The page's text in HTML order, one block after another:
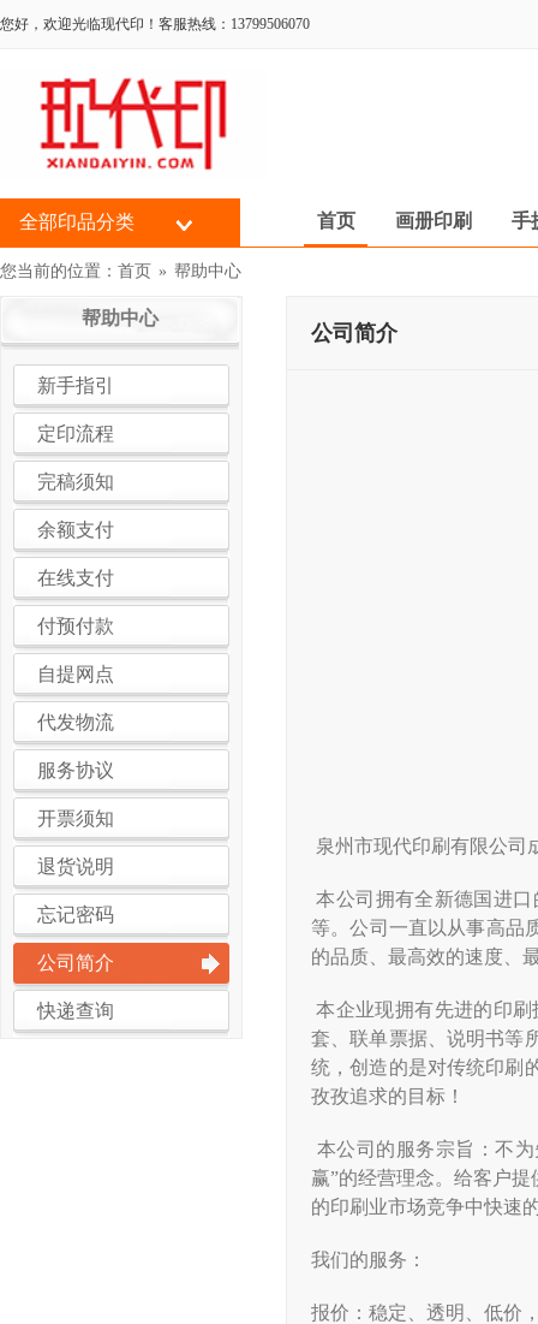
您好，欢迎光临现代印！客服热线：13799506070
全部印品分类 首页 画册印刷 手
您当前的位置： 首页 » 帮助中心
帮助中心
新手指引
定印流程
完稿须知
余额支付
在线支付
付预付款
自提网点
代发物流
服务协议
开票须知
退货说明
忘记密码
公司简介
快递查询
公司简介
泉州市现代印刷有限公司
本公司拥有全新德国进
等。公司一直以从事高品
的品质、最高效的速度、
本企业现拥有先进的印
套、联单票据、说明书等
统，创造的是对传统印刷
孜孜追求的目标！
本公司的服务宗旨：不
赢”的经营理念。给客户
的印刷业市场竞争中快速
我们的服务：
报价：稳定、透明、低价